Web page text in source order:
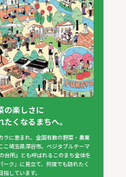
の楽しさに
くなるまちへ。
ラに恵まれ、全国有数の野菜・農業
こ埼玉県深谷市。ベジタブルテーマ
台所』とも呼ばれるこのまち全体を
ーク」に見立て、何度でも訪れたく
しています。